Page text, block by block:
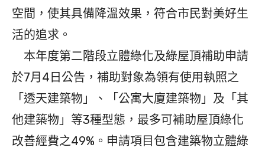
空間，使其具備降溫效果，符合市民對美好生
活的追求。
本年度第二階段立體綠化及綠屋頂補助申請
於7月4日公告，補助對象為領有使用執照之
「透天建築物」、「公寓大廈建築物」及「其
他建築物」等3種型態，最多可補助屋頂綠化
改善經費之49%。申請項目包含建築物立體綠